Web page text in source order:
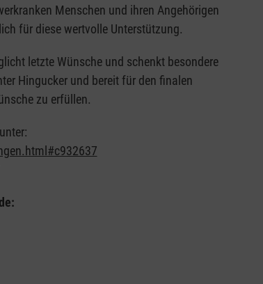
Menschen und ihren Angehörigen
für diese wertvolle Unterstützung.
letzte Wünsche und schenkt besondere
Hingucker und bereit für den finalen
zu erfüllen.